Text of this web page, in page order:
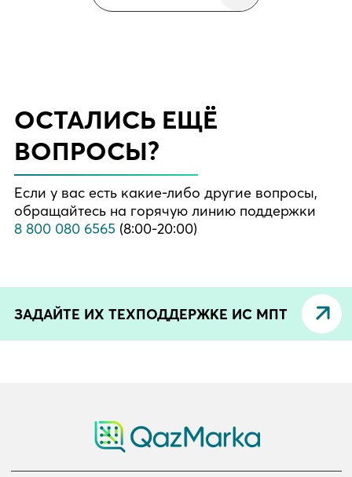
ОСТАЛИСЬ ЕЩЁ
ВОПРОСЫ?
Если у вас есть какие-либо другие вопросы,
обращайтесь на горячую линию поддержки
8 800 080 6565 (8:00-20:00)
ЗАДАЙТЕ ИХ ТЕХПОДДЕРЖКЕ ИС МПТ